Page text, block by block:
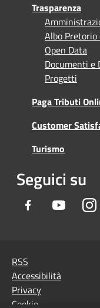
Trasparenza
Albo
Open Data
Documenti e
Progetti
Paga Tributi
Customer
Turismo
Seguici su
Facebook Youtube
RSS
Accessibilità
Privacy
Cookie